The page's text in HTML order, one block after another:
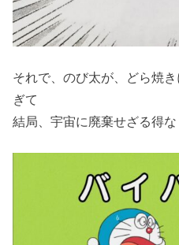
それで、のび太が、どら焼
ぎて
結局、宇宙に廃棄せざる得